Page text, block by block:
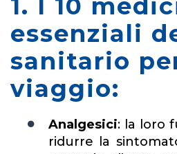
1. I 10
essenziali
sanitario
viaggio:
Analgesici: la loro
ridurre la